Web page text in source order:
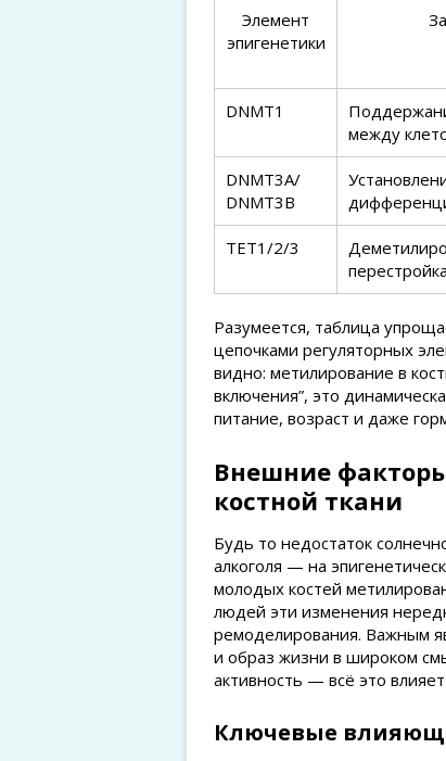
Элемент
эпигенетики
DNMT1
между
DNMT3A/
DNMT3B
TET1/2/3
Разумеется, таблица
цепочками регуляторных
видно: метилирование в
включения”, это
питание, возраст и даже
Внешние
костной ткани
Будь то недостаток
алкоголя — на
молодых костей
людей эти изменения
ремоделирования. Важным
и образ жизни в широком
активность — всё это
Ключевые